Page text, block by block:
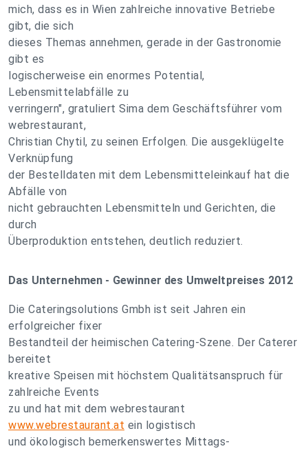
mich, dass es in Wien zahlreiche innovative Betriebe
gibt, die sich
dieses Themas annehmen, gerade in der Gastronomie
gibt es
logischerweise ein enormes Potential,
Lebensmittelabfälle zu
verringern", gratuliert Sima dem Geschäftsführer vom
webrestaurant,
Christian Chytil, zu seinen Erfolgen. Die ausgeklügelte
Verknüpfung
der Bestelldaten mit dem Lebensmitteleinkauf hat die
Abfälle von
nicht gebrauchten Lebensmitteln und Gerichten, die
durch
Überproduktion entstehen, deutlich reduziert.
Das Unternehmen - Gewinner des Umweltpreises 2012
Die Cateringsolutions Gmbh ist seit Jahren ein
erfolgreicher fixer
Bestandteil der heimischen Catering-Szene. Der Caterer
bereitet
kreative Speisen mit höchstem Qualitätsanspruch für
zahlreiche Events
zu und hat mit dem webrestaurant
www.webrestaurant.at ein logistisch
und ökologisch bemerkenswertes Mittags-